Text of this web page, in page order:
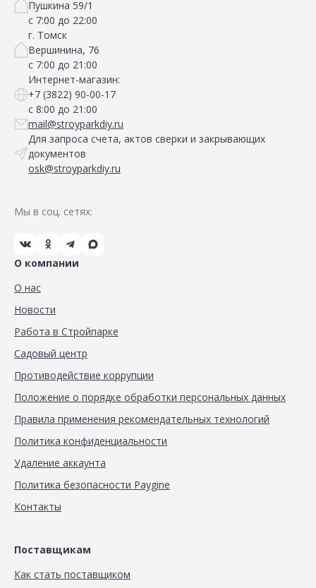
Пушкина 59/1
с 7:00 до 22:00
г. Томск
Вершинина, 76
с 7:00 до 21:00
Интернет-магазин:
+7 (3822) 90-00-17
с 8:00 до 21:00
mail@stroyparkdiy.ru
Для запроса счета, актов сверки и закрывающих
документов
osk@stroyparkdiy.ru
Мы в соц. сетях:
О компании
О нас
Новости
Работа в Стройпарке
Садовый центр
Противодействие коррупции
Положение о порядке обработки персональных данных
Правила применения рекомендательных технологий
Политика конфиденциальности
Удаление аккаунта
Политика безопасности Paygine
Контакты
Поставщикам
Как стать поставщиком